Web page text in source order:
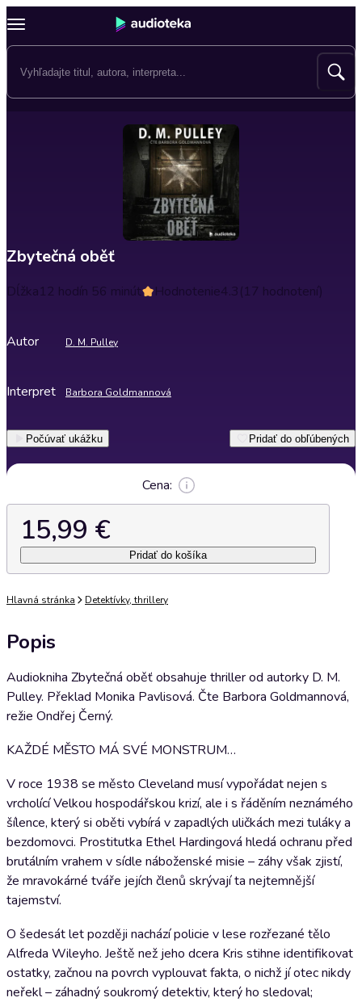
Zbytečná oběť
Dĺžka12 hodín 56 minút Hodnotenie4.3(17 hodnotení)
Autor D. M. Pulley
Interpret Barbora Goldmannová
Počúvať ukážku Pridať do obľúbených
Cena:
15,99 €
Pridať do košíka
Hlavná stránka Detektívky, thrillery
Popis
Audiokniha Zbytečná oběť obsahuje thriller od autorky D. M.
Pulley. Překlad Monika Pavlisová. Čte Barbora Goldmannová,
režie Ondřej Černý.
KAŽDÉ MĚSTO MÁ SVÉ MONSTRUM…
V roce 1938 se město Cleveland musí vypořádat nejen s
vrcholící Velkou hospodářskou krizí, ale i s řáděním neznámého
šílence, který si oběti vybírá v zapadlých uličkách mezi tuláky a
bezdomovci. Prostitutka Ethel Hardingová hledá ochranu před
brutálním vrahem v sídle náboženské misie – záhy však zjistí,
že mravokárné tváře jejích členů skrývají ta nejtemnější
tajemství.
O šedesát let později nachází policie v lese rozřezané tělo
Alfreda Wileyho. Ještě než jeho dcera Kris stihne identifikovat
ostatky, začnou na povrch vyplouvat fakta, o nichž jí otec nikdy
neřekl – záhadný soukromý detektiv, který ho sledoval;